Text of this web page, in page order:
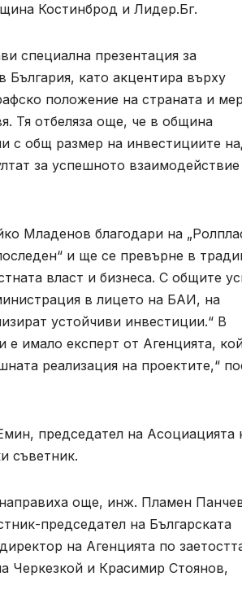
Костинброд и Лидер.Бг.
специална презентация за
като акцентира върху
положение на страната и
Тя отбеляза още, че в община
с общ размер на инвестициите
за успешното взаимодействие
Младенов благодари на
и ще се превърне в
власт и бизнеса. С общите
в лицето на БАИ, на
устойчиви инвестиции.“ В
имало експерт от Агенцията,
реализация на проектите,“
председател на Асоциацията
съветник.
още, инж. Пламен
председател на Българската
на Агенцията по
Черкезкой и Красимир Стоянов,